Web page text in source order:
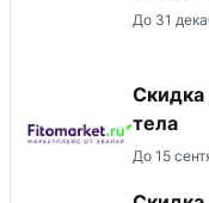
До 31
Скидка
тела
До 15